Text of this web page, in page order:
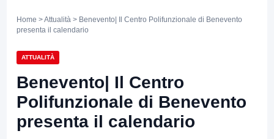
Home >Attualità > Benevento| Il Centro Polifunzionale di Benevento
presenta il calendario
ATTUALITÀ
Benevento| Il Centro
Polifunzionale di Benevento
presenta il calendario